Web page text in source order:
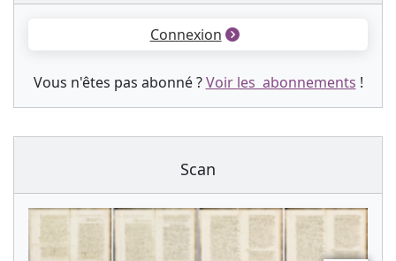
Connexion
Vous n'êtes pas abonné ?Voir les abonnements !
Scan